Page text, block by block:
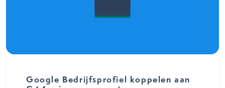
Google Bedrijfsprofiel koppelen aan